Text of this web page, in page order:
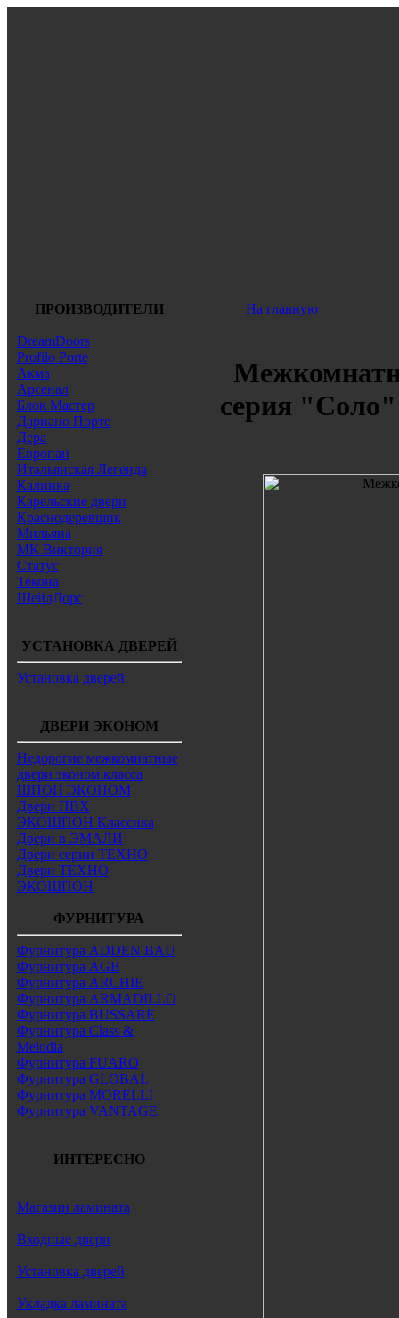
ПРОИЗВОДИТЕЛИ
DreamDoors
Profilo Porte
Акма
Арсенал
Блок Мастер
Дариано Порте
Дера
Европан
Итальянская Легенда
Калинка
Карельские двери
Краснодеревщик
Мильяна
МК Виктория
Статус
Текона
ШейлДорс
УСТАНОВКА ДВЕРЕЙ
Установка дверей
ДВЕРИ ЭКОНОМ
Недорогие межкомнатные
двери эконом класса
ШПОН ЭКОНОМ
Двери ПВХ
ЭКОШПОН Классика
Двери в ЭМАЛИ
Двери серии ТЕХНО
Двери ТЕХНО
ЭКОШПОН
ФУРНИТУРА
Фурнитура ADDEN BAU
Фурнитура AGB
Фурнитура ARCHIE
Фурнитура ARMADILLO
Фурнитура BUSSARE
Фурнитура Class &
Melodia
Фурнитура FUARO
Фурнитура GLOBAL
Фурнитура MORELLI
Фурнитура VANTAGE
ИНТЕРЕСНО
Магазин ламината
Входные двери
Установка дверей
Укладка ламината
На главную
серия "Соло"